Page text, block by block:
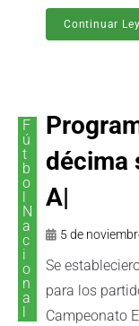
Continuar
F
ú
t
b
o
l
N
a
c
i
o
n
a
l
décima
A|
5 de
Se
para los
Campeonato